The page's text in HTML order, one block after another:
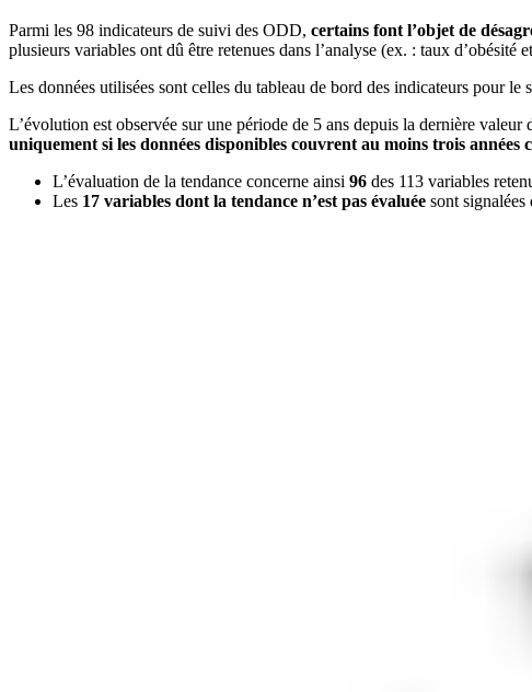
Parmi les 98 indicateurs de suivi des ODD, certains font l’objet de
plusieurs variables ont dû être retenues dans l’analyse (ex. : taux
Les données utilisées sont celles du tableau de bord des indicateurs pour le
L’évolution est observée sur une période de 5 ans depuis la dernière
uniquement si les données disponibles couvrent au moins trois années
L’évaluation de la tendance concerne ainsi 96 des 113 variables
Les 17 variables dont la tendance n’est pas évaluée sont